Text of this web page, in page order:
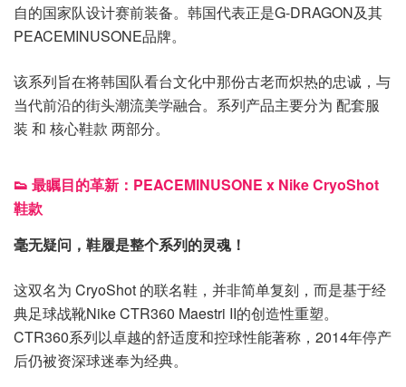
自的国家队设计赛前装备。韩国代表正是G-DRAGON及其
PEACEMINUSONE品牌。
该系列旨在将韩国队看台文化中那份古老而炽热的忠诚，与
当代前沿的街头潮流美学融合。系列产品主要分为 配套服
装 和 核心鞋款 两部分。
👟 最瞩目的革新：PEACEMINUSONE x Nike CryoShot
鞋款
毫无疑问，鞋履是整个系列的灵魂！
这双名为 CryoShot 的联名鞋，并非简单复刻，而是基于经
典足球战靴Nike CTR360 Maestri II的创造性重塑。
CTR360系列以卓越的舒适度和控球性能著称，2014年停产
后仍被资深球迷奉为经典。